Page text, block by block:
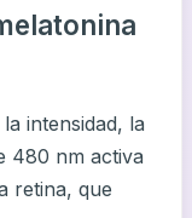
intensidad, la
480 nm activa
retina, que